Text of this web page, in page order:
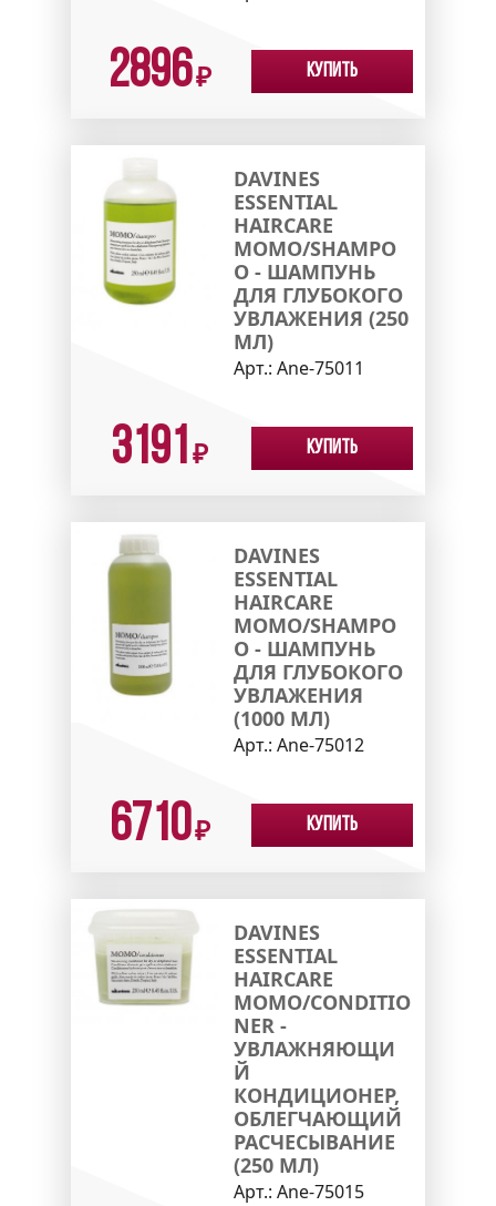
2896₽ Купить
DAVINES
ESSENTIAL
HAIRCARE
MOMO/SHAMPO
O - ШАМПУНЬ
ДЛЯ ГЛУБОКОГО
УВЛАЖЕНИЯ (250
МЛ)
Арт.: Ane-75011
3191 ₽ Купить
DAVINES
ESSENTIAL
HAIRCARE
MOMO/SHAMPO
O - ШАМПУНЬ
ДЛЯ ГЛУБОКОГО
УВЛАЖЕНИЯ
(1000 МЛ)
Арт.: Ane-75012
6710₽ Купить
DAVINES
ESSENTIAL
HAIRCARE
MOMO/CONDITIO
NER -
УВЛАЖНЯЮЩИ
Й
КОНДИЦИОНЕР,
ОБЛЕГЧАЮЩИЙ
РАСЧЕСЫВАНИЕ
(250 МЛ)
Арт.: Ane-75015